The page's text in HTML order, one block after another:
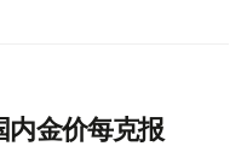
内金价每克报